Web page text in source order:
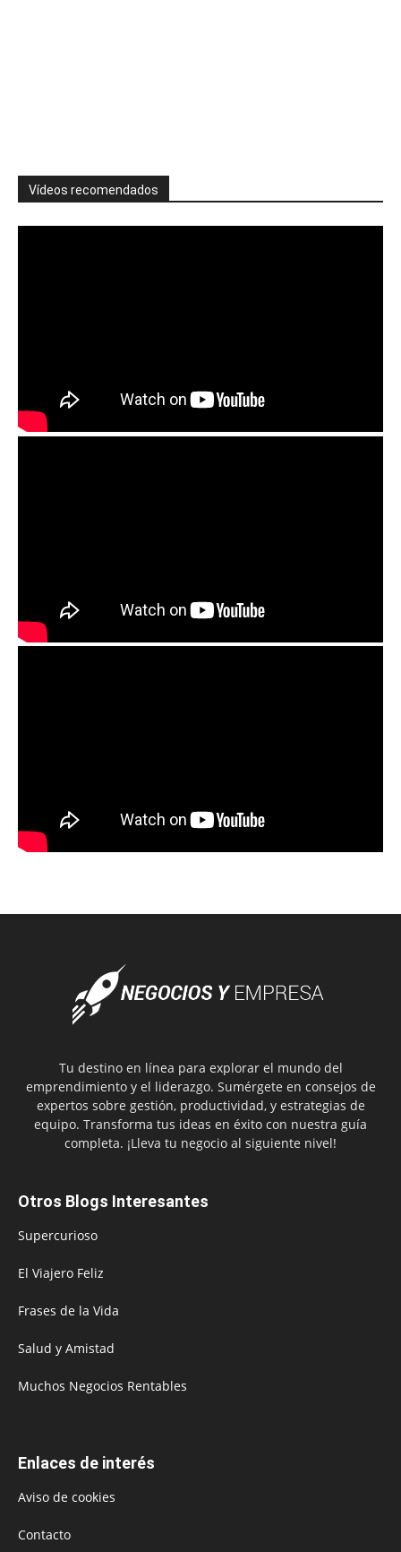
Vídeos recomendados
Tu destino en línea para explorar el mundo del
emprendimiento y el liderazgo. Sumérgete en consejos de
expertos sobre gestión, productividad, y estrategias de
equipo. Transforma tus ideas en éxito con nuestra guía
completa. ¡Lleva tu negocio al siguiente nivel!
Otros Blogs Interesantes
Supercurioso
El Viajero Feliz
Frases de la Vida
Salud y Amistad
Muchos Negocios Rentables
Enlaces de interés
Aviso de cookies
Contacto